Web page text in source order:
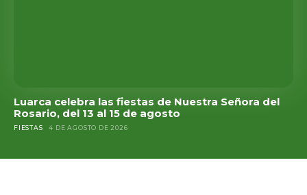
Luarca celebra las fiestas de Nuestra Señora del
Rosario, del 13 al 15 de agosto
FIESTAS 4 DE AGOSTO DE 2026